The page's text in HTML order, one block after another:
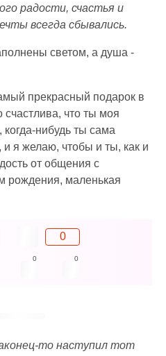
радости, счастья и
всегда сбывались.
светом, а душа -
прекрасный подарок в
что ты моя
нибудь ты сама
и я желаю, чтобы и ты, как и
от общения с
маленькая
0
0 0
то наступил тот